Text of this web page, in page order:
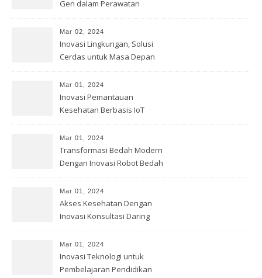
Gen dalam Perawatan
Mar 02, 2024
Inovasi Lingkungan, Solusi
Cerdas untuk Masa Depan
Mar 01, 2024
Inovasi Pemantauan
Kesehatan Berbasis IoT
Mar 01, 2024
Transformasi Bedah Modern
Dengan Inovasi Robot Bedah
Mar 01, 2024
Akses Kesehatan Dengan
Inovasi Konsultasi Daring
Mar 01, 2024
Inovasi Teknologi untuk
Pembelajaran Pendidikan